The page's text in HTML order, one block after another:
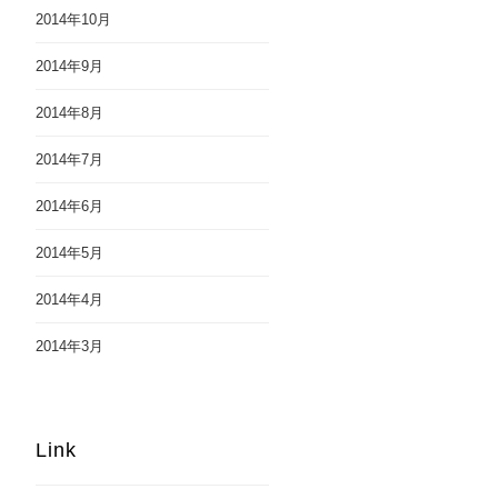
2014年10月
2014年9月
2014年8月
2014年7月
2014年6月
2014年5月
2014年4月
2014年3月
Link